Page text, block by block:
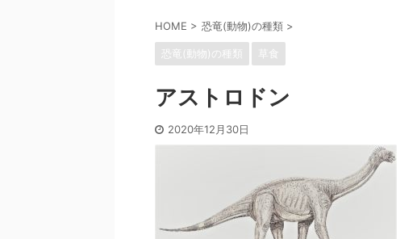
HOME > 恐竜(動物)の種類 >
恐竜(動物)の種類 草食
アストロドン
2020年12月30日